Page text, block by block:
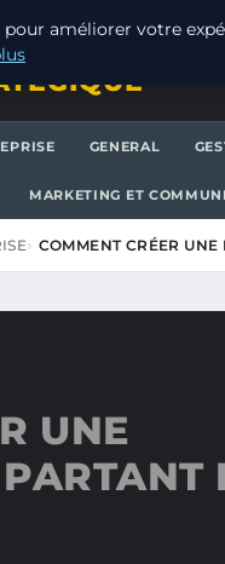
GENERAL
MARKETING ET
COMMENT CRÉER
UNE
améliorer votre